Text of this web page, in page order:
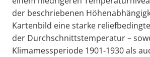
der beschriebenen
Kartenbild eine starke
der Durchschnittstemperatur –
Klimamessperiode 1901-1930 als